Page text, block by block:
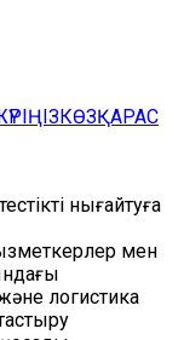
КӨЗҚАРАС
нығайтуға
мен
логистика